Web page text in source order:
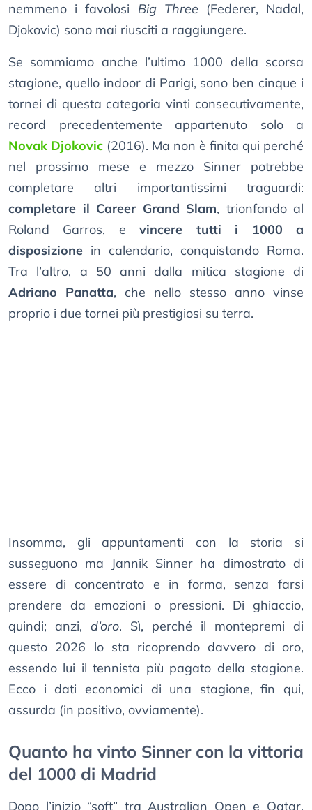
nemmeno i favolosi Big Three (Federer, Nadal,
Djokovic) sono mai riusciti a raggiungere.
Se sommiamo anche l’ultimo 1000 della scorsa
stagione, quello indoor di Parigi, sono ben cinque i
tornei di questa categoria vinti consecutivamente,
record precedentemente appartenuto solo a
Novak Djokovic (2016). Ma non è finita qui perché
nel prossimo mese e mezzo Sinner potrebbe
completare altri importantissimi traguardi:
completare il Career Grand Slam, trionfando al
Roland Garros, evincere tutti i 1000 a
disposizione in calendario, conquistando Roma.
Tra l’altro, a 50 anni dalla mitica stagione di
Adriano Panatta, che nello stesso anno vinse
proprio i due tornei più prestigiosi su terra.
Insomma, gli appuntamenti con la storia si
susseguono ma Jannik Sinner ha dimostrato di
essere di concentrato e in forma, senza farsi
prendere da emozioni o pressioni. Di ghiaccio,
quindi; anzi, d’oro. Sì, perché il montepremi di
questo 2026 lo sta ricoprendo davvero di oro,
essendo lui il tennista più pagato della stagione.
Ecco i dati economici di una stagione, fin qui,
assurda (in positivo, ovviamente).
Quanto ha vinto Sinner con la vittoria
del 1000 di Madrid
Dopo l’inizio “soft” tra Australian Open e Qatar,